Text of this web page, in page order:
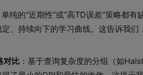
单纯的“近期性”或“高TD误差”策略都
、持续向下的学习曲线。这告诉我
对比 ：基于查询复杂度的分组（如